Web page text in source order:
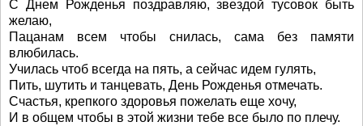
С Днем Рожденья поздравляю, звездой тусовок быть
желаю,
Пацанам всем чтобы снилась, сама без памяти
влюбилась.
Училась чтоб всегда на пять, а сейчас идем гулять,
Пить, шутить и танцевать, День Рожденья отмечать.
Счастья, крепкого здоровья пожелать еще хочу,
И в общем чтобы в этой жизни тебе все было по плечу.